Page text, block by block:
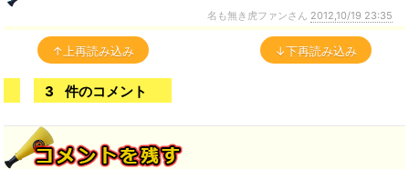
名も無き虎ファンさん 2012,10/19 23:35
↑上再読み込み ↓下再読み込み
3 件のコメント